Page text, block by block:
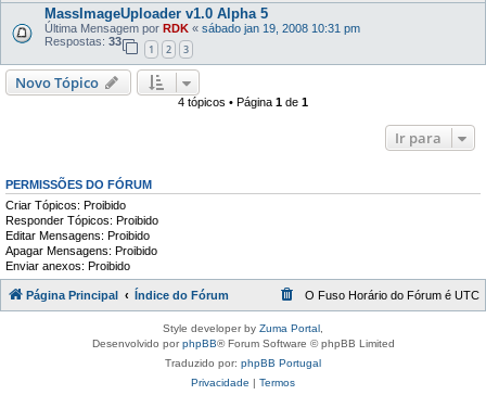
MassImageUploader v1.0 Alpha 5
Última Mensagem por RDK « sábado jan 19, 2008 10:31 pm
Respostas: 33
1 2 3
Novo Tópico
4 tópicos • Página 1 de 1
Ir para
PERMISSÕES DO FÓRUM
Criar Tópicos: Proibido
Responder Tópicos: Proibido
Editar Mensagens: Proibido
Apagar Mensagens: Proibido
Enviar anexos: Proibido
Página Principal Índice do Fórum O Fuso Horário do Fórum é UTC
Style developer by Zuma Portal
Desenvolvido porphpBB® Forum Software © phpBB Limited
Traduzido por: phpBB Portugal
Privacidade | Termos